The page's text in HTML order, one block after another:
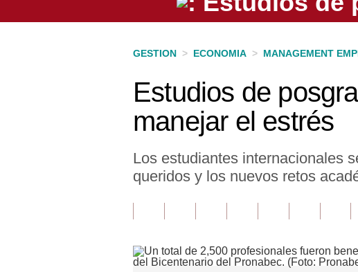
Perú
GESTION > ECONOMIA > MANAGEMENT
Estudios de
manejar el estrés
Los estudiantes internacionales
queridos y los nuevos retos